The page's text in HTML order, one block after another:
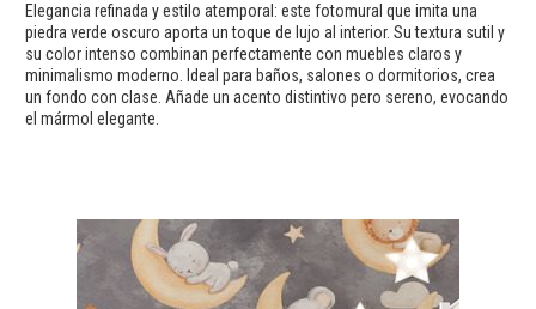
Elegancia refinada y estilo atemporal: este fotomural que imita una
piedra verde oscuro aporta un toque de lujo al interior. Su textura sutil y
su color intenso combinan perfectamente con muebles claros y
minimalismo moderno. Ideal para baños, salones o dormitorios, crea
un fondo con clase. Añade un acento distintivo pero sereno, evocando
el mármol elegante.